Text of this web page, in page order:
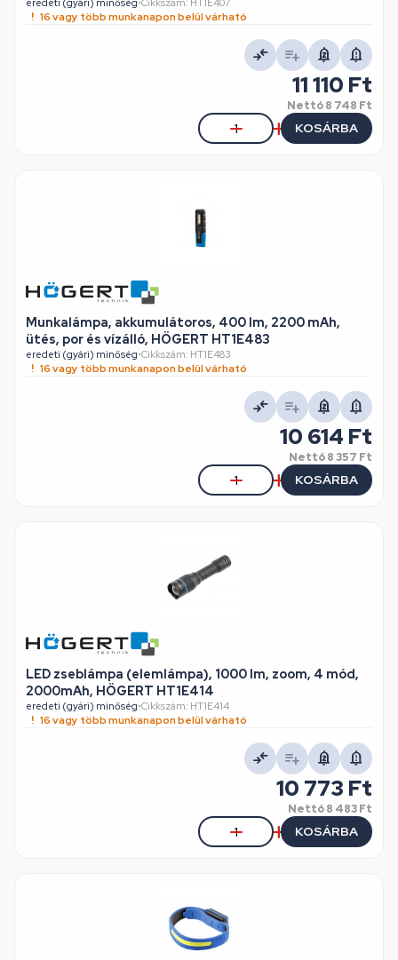
eredeti (gyári) minőség•Cikkszám: HT1E407
16 vagy több munkanapon belül várható
11 110 Ft
Nettó8 748 Ft
KOSÁRBA
Munkalámpa, akkumulátoros, 400 lm, 2200 mAh,
ütés, por és vízálló, HÖGERT HT1E483
eredeti (gyári) minőség•Cikkszám: HT1E483
16 vagy több munkanapon belül várható
10 614 Ft
Nettó8 357 Ft
KOSÁRBA
LED zseblámpa (elemlámpa), 1000 lm, zoom, 4 mód,
2000mAh, HÖGERT HT1E414
eredeti (gyári) minőség•Cikkszám: HT1E414
16 vagy több munkanapon belül várható
10 773 Ft
Nettó8 483 Ft
KOSÁRBA